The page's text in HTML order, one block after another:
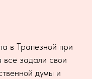
в Трапезной при
задали свои
думы и